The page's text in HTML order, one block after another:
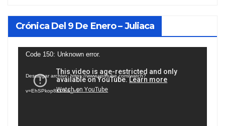
Crónica Del 9 De Enero – Juliaca
Reproductor
vídeo
Code 150: Unknown error.
Descargar archivo: https://www.youtube.com/watch?
v=EhSPkop8KPY&_=1